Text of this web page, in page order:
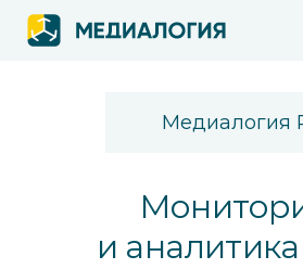
Медиалогия
и